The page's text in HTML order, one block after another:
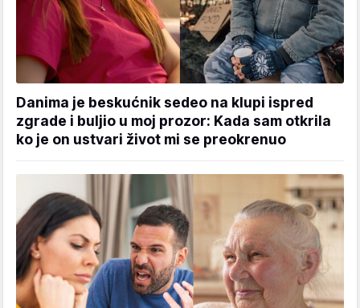
Danima je beskućnik sedeo na klupi ispred
zgrade i buljio u moj prozor: Kada sam otkrila
ko je on ustvari život mi se preokrenuo